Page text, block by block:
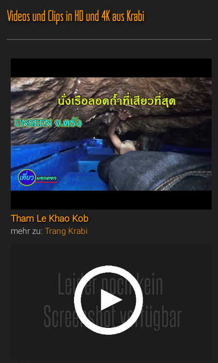
Videos und Clips in HD und 4K aus Krabi
Tham Le Khao Kob
mehr zu:Trang Krabi